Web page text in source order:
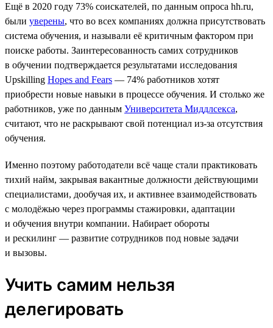
Ещё в 2020 году 73% соискателей, по данным опроса hh.ru,
были уверены, что во всех компаниях должна присутствовать
система обучения, и называли её критичным фактором при
поиске работы. Заинтересованность самих сотрудников
в обучении подтверждается результатами исследования
Upskilling Hopes and Fears — 74% работников хотят
приобрести новые навыки в процессе обучения. И столько же
работников, уже по данным Университета Миддлсекса,
считают, что не раскрывают свой потенциал из-за отсутствия
обучения.
Именно поэтому работодатели всё чаще стали практиковать
тихий найм, закрывая вакантные должности действующими
специалистами, дообучая их, и активнее взаимодействовать
с молодёжью через программы стажировки, адаптации
и обучения внутри компании. Набирает обороты
и рескилинг — развитие сотрудников под новые задачи
и вызовы.
Учить самим нельзя
делегировать